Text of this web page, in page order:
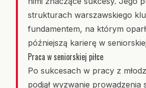
strukturach warszawskiego
fundamentem, na którym
późniejszą karierę w
Praca w seniorskiej piłce
Po sukcesach w pracy z
podjął wyzwanie prowadzenia